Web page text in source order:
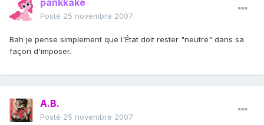
pankkake
Posté 25 novembre 2007
Bah je pense simplement que l'État doit rester "neutre" dans sa
façon d'imposer.
A.B.
Posté 25 novembre 2007